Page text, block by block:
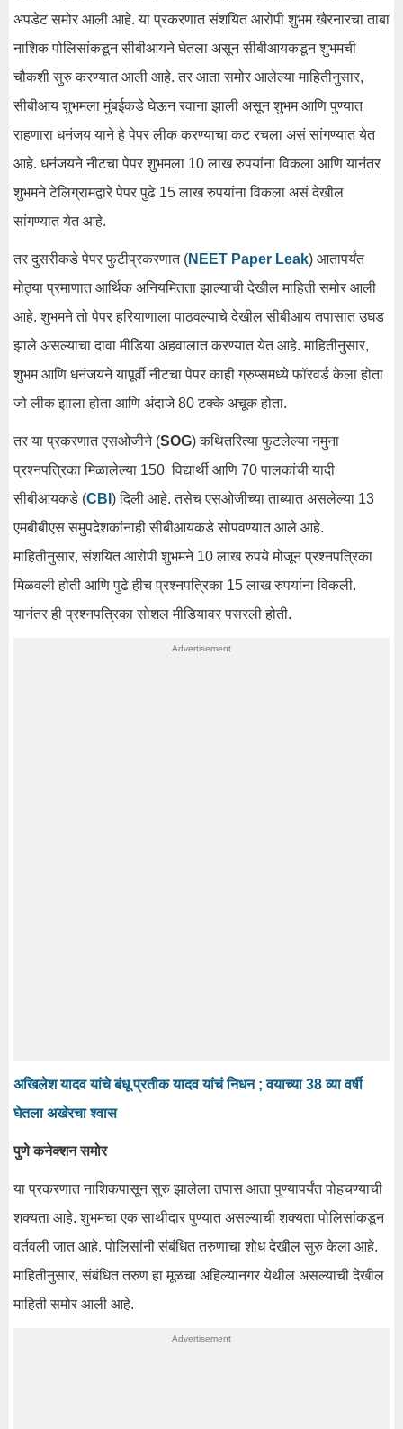
अपडेट समोर आली आहे. या प्रकरणात संशयित आरोपी शुभम खैरनारचा ताबा
नाशिक पोलिसांकडून सीबीआयने घेतला असून सीबीआयकडून शुभमची
चौकशी सुरु करण्यात आली आहे. तर आता समोर आलेल्या माहितीनुसार,
सीबीआय शुभमला मुंबईकडे घेऊन रवाना झाली असून शुभम आणि पुण्यात
राहणारा धनंजय याने हे पेपर लीक करण्याचा कट रचला असं सांगण्यात येत
आहे. धनंजयने नीटचा पेपर शुभमला 10 लाख रुपयांना विकला आणि यानंतर
शुभमने टेलिग्रामद्वारे पेपर पुढे 15 लाख रुपयांना विकला असं देखील
सांगण्यात येत आहे.
तर दुसरीकडे पेपर फुटीप्रकरणात (NEET Paper Leak) आतापर्यंत
मोठ्या प्रमाणात आर्थिक अनियमितता झाल्याची देखील माहिती समोर आली
आहे. शुभमने तो पेपर हरियाणाला पाठवल्याचे देखील सीबीआय तपासात उघड
झाले असल्याचा दावा मीडिया अहवालात करण्यात येत आहे. माहितीनुसार,
शुभम आणि धनंजयने यापूर्वी नीटचा पेपर काही ग्रुप्समध्ये फॉरवर्ड केला होता
जो लीक झाला होता आणि अंदाजे 80 टक्के अचूक होता.
तर या प्रकरणात एसओजीने (SOG) कथितरित्या फुटलेल्या नमुना
प्रश्नपत्रिका मिळालेल्या 150 विद्यार्थी आणि 70 पालकांची यादी
सीबीआयकडे (CBI ) दिली आहे. तसेच एसओजीच्या ताब्यात असलेल्या 13
एमबीबीएस समुपदेशकांनाही सीबीआयकडे सोपवण्यात आले आहे.
माहितीनुसार, संशयित आरोपी शुभमने 10 लाख रुपये मोजून प्रश्नपत्रिका
मिळवली होती आणि पुढे हीच प्रश्नपत्रिका 15 लाख रुपयांना विकली.
यानंतर ही प्रश्नपत्रिका सोशल मीडियावर पसरली होती.
अखिलेश यादव यांचे बंधू प्रतीक यादव यांचं निधन ; वयाच्या 38 व्या वर्षी
घेतला अखेरचा श्वास
पुणे कनेक्शन समोर
या प्रकरणात नाशिकपासून सुरु झालेला तपास आता पुण्यापर्यंत पोहचण्याची
शक्यता आहे. शुभमचा एक साथीदार पुण्यात असल्याची शक्यता पोलिसांकडून
वर्तवली जात आहे. पोलिसांनी संबंधित तरुणाचा शोध देखील सुरु केला आहे.
माहितीनुसार, संबंधित तरुण हा मूळचा अहिल्यानगर येथील असल्याची देखील
माहिती समोर आली आहे.